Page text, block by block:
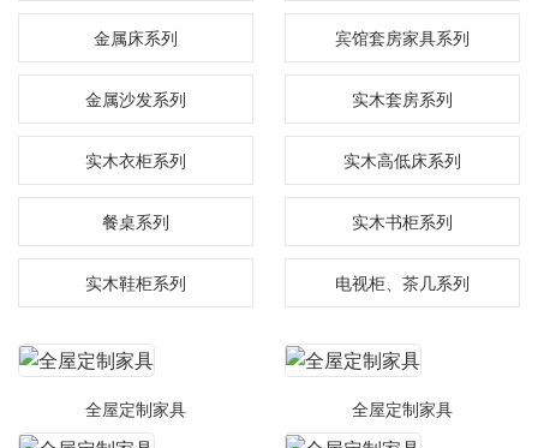
金属床系列 宾馆套房家具系列
金属沙发系列 实木套房系列
实木衣柜系列 实木高低床系列
餐桌系列 实木书柜系列
实木鞋柜系列 电视柜、茶几系列
全屋定制家具 全屋定制家具